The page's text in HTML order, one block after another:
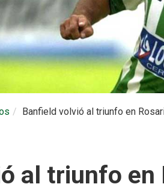
Banfield volvió al triunfo en
al triunfo en